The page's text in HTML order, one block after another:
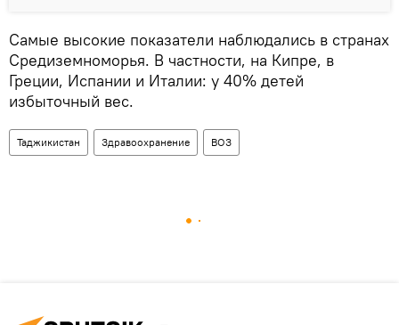
Самые высокие показатели наблюдались в странах
Средиземноморья. В частности, на Кипре, в
Греции, Испании и Италии: у 40% детей
избыточный вес.
Таджикистан Здравоохранение ВОЗ